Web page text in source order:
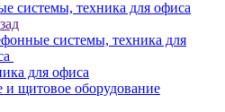
системы, техника для офиса
системы, техника для
для офиса
и щитовое оборудование